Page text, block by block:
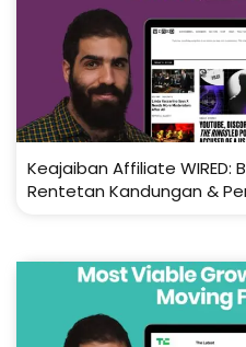
Keajaiban Affiliate WIRED:
Rentetan Kandungan &